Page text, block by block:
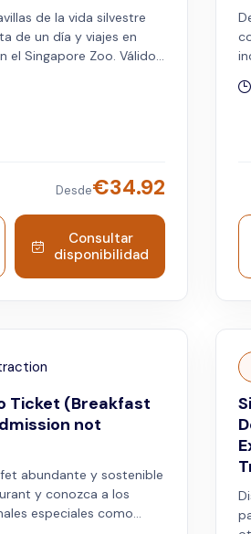
de la vida silvestre
de un día y viajes en
el Singapore Zoo. Válido
Desde€34.92
Consultar
disponibilidad
Ticket (Breakfast
not
abundante y sostenible
y conozca a los
especiales como